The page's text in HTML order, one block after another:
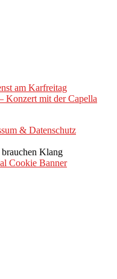
am Karfreitag
Konzert mit der Capella
& Datenschutz
Klang
Cookie Banner